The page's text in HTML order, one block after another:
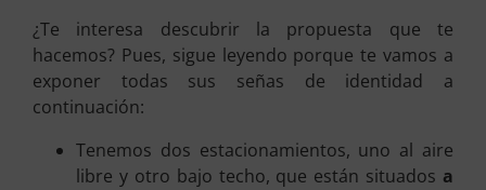
¿Te interesa descubrir la propuesta que te
hacemos? Pues, sigue leyendo porque te vamos a
exponer todas sus señas de identidad a
continuación:
Tenemos dos estacionamientos, uno al aire
libre y otro bajo techo, que están situados a